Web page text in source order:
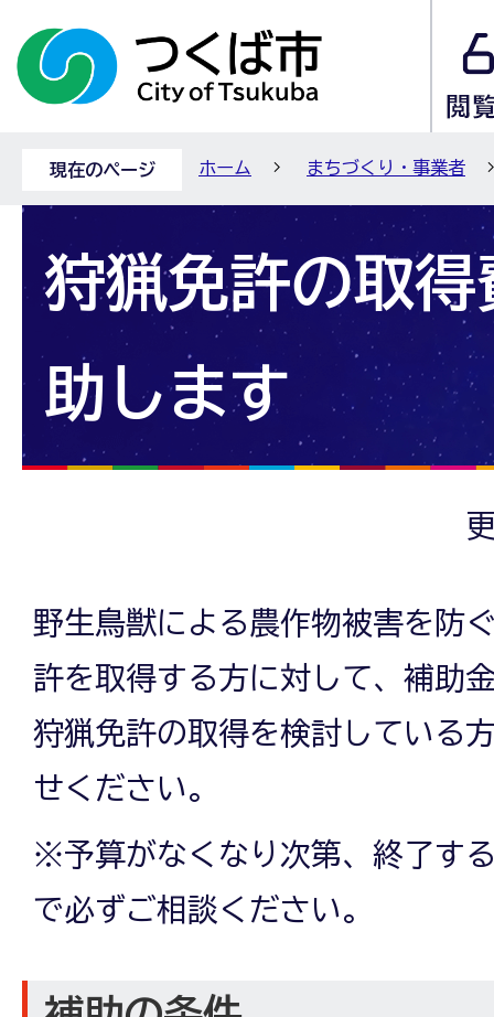
現在のページ ホーム まちづくり・事業者
狩猟免許の取得
助します
野生鳥獣による農作物被害を防
許を取得する方に対して、補助
狩猟免許の取得を検討している
せください。
※予算がなくなり次第、終了す
で必ずご相談ください。